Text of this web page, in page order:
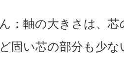
：軸の大きさは、
固い芯の部分も少な